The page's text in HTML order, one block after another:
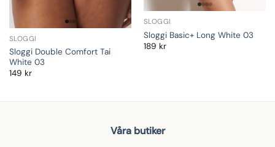
SLOGGI
Sloggi Double Comfort Tai
White 03
149 kr
SLOGGI
Sloggi Basic+ Long White 03
189 kr
Våra butiker